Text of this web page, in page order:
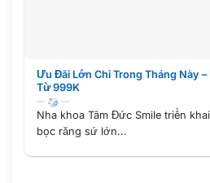
Ưu Đãi Lớn Chỉ Trong Tháng Này –
Từ 999K
Nha khoa Tâm Đức Smile triển
bọc răng sứ lớn...